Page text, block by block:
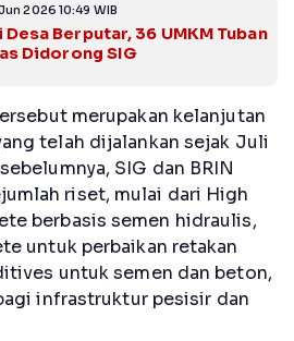
2026 10:49 WIB
Desa Berputar, 36 UMKM Tuban
Didorong SIG
merupakan kelanjutan
telah dijalankan sejak Juli
SIG dan BRIN
riset, mulai dari High
berbasis semen hidraulis,
untuk perbaikan retakan
untuk semen dan beton,
infrastruktur pesisir dan